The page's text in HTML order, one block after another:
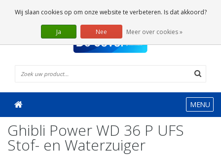
0 Artikelen
MENU
Ghibli Power WD 36 P UFS
Stof- en Waterzuiger
Wij slaan cookies op om onze website te verbeteren. Is dat akkoord?
Ja Nee Meer over cookies »